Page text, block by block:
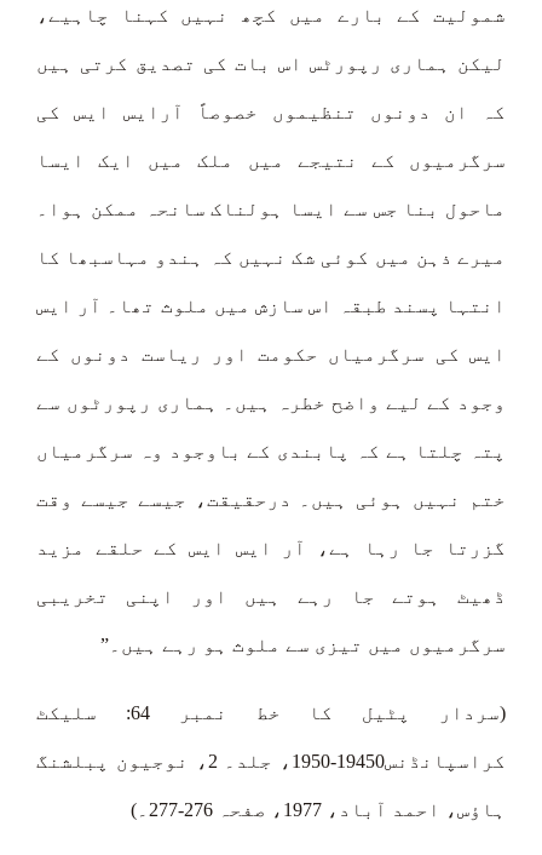
شمولیت کے بارے میں کچھ نہیں کہنا چاہیے،
لیکن ہماری رپورٹس اس بات کی تصدیق کرتی ہیں
کہ ان دونوں تنظیموں خصوصاً آرایس ایس کی
سرگرمیوں کے نتیجے میں ملک میں ایک ایسا
ماحول بنا جس سے ایسا ہولناک سانحہ ممکن ہوا۔
میرے ذہن میں کوئی شک نہیں کہ ہندو مہاسبھا کا
انتہا پسند طبقہ اس سازش میں ملوث تھا۔ آر ایس
ایس کی سرگرمیاں حکومت اور ریاست دونوں کے
وجود کے لیے واضح خطرہ ہیں۔ ہماری رپورٹوں سے
پتہ چلتا ہے کہ پابندی کے باوجود وہ سرگرمیاں
ختم نہیں ہوئی ہیں۔ درحقیقت، جیسے جیسے وقت
گزرتا جا رہا ہے، آر ایس ایس کے حلقے مزید
ڈھیٹ ہوتے جا رہے ہیں اور اپنی تخریبی
سرگرمیوں میں تیزی سے ملوث ہو رہے ہیں۔”
(سردار پٹیل کا خط نمبر 64: سلیکٹ
کراسپانڈنس19450-1950، جلد۔ 2، نوجیون پبلشنگ
ہاؤس، احمد آباد، 1977، صفحہ 276-277۔)